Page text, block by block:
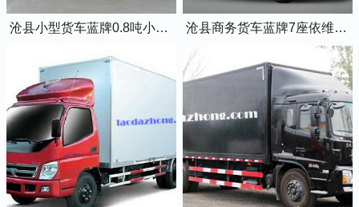
沧县小型货车蓝牌0.8吨小卡车 沧县商务货车蓝牌7座依维柯全顺车